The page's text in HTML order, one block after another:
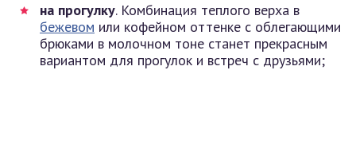
на прогулку. Комбинация теплого верха в
бежевом или кофейном оттенке с облегающими
брюками в молочном тоне станет прекрасным
вариантом для прогулок и встреч с друзьями;